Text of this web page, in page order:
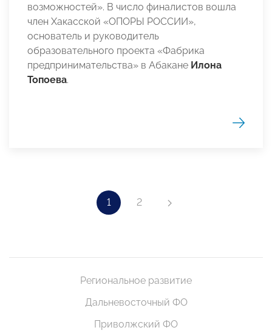
возможностей». В число финалистов вошла
член Хакасской «ОПОРЫ РОССИИ»,
основатель и руководитель
образовательного проекта «Фабрика
предпринимательства» в Абакане Илона
Топоева.
1 2
Региональное развитие
Дальневосточный ФО
Приволжский ФО